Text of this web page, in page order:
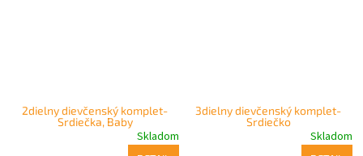
2dielny dievčenský komplet-
Srdiečka, Baby
Skladom
3dielny dievčenský komplet-
Srdiečko
Skladom